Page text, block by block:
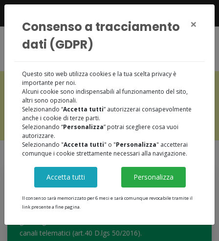
Avviso disponibilità alloggi di
edilizia convenzionata
Maggiori informazioni
Previous
Bandi di gara
Dal 18/10/2018 è entrato in vigore l'obbligo di svolgere le
canali telematici (art.40 D.lgs 50/2016).
Consenso a tracciamento
dati (GDPR)
×
Questo sito web utilizza cookies e la tua scelta privacy è
importante per noi.
Alcuni cookie sono indispensabili al funzionamento del sito,
altri sono opzionali.
Selezionando “Accetta tutti” autorizzerai consapevolmente
anche i cookie di terze parti.
Selezionando “Personalizza” potrai scegliere cosa vuoi
autorizzare.
Selezionando "Accetta tutti" o "Personalizza" accetterai
comunque i cookie strettamente necessari alla navigazione.
Accetta tutti Personalizza
Il consenso sarà memorizzato per 6 mesi e sarà comunque revocabile tramite il
link presente a fine pagina.